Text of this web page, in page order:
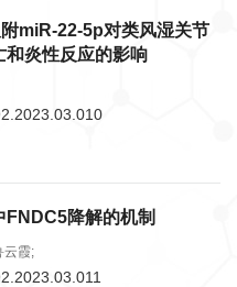
miR-22-5p对类风湿关节
和炎性反应的影响
降解的机制
云霞;